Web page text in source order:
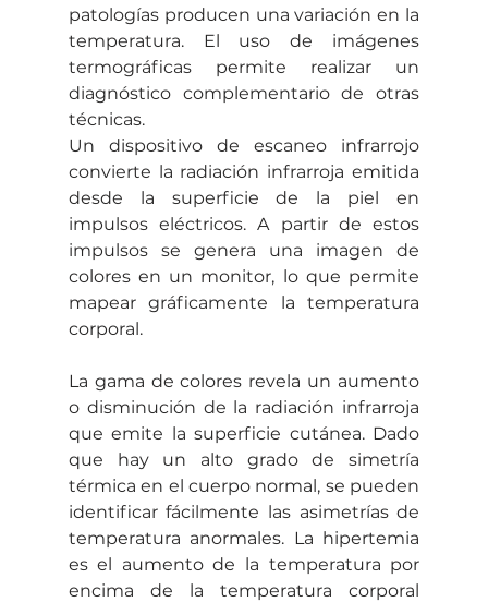
patologías producen una variación en la
temperatura. El uso de imágenes
termográficas permite realizar un
diagnóstico complementario de otras
técnicas.
Un dispositivo de escaneo infrarrojo
convierte la radiación infrarroja emitida
desde la superficie de la piel en
impulsos eléctricos. A partir de estos
impulsos se genera una imagen de
colores en un monitor, lo que permite
mapear gráficamente la temperatura
corporal.
La gama de colores revela un aumento
o disminución de la radiación infrarroja
que emite la superficie cutánea. Dado
que hay un alto grado de simetría
térmica en el cuerpo normal, se pueden
identificar fácilmente las asimetrías de
temperatura anormales. La hipertemia
es el aumento de la temperatura por
encima de la temperatura corporal